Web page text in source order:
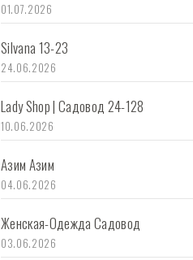
01.07.2026
Silvana 13-23
24.06.2026
Lady Shop | Садовод 24-128
10.06.2026
Азим Азим
04.06.2026
Женская-Одежда Садовод
03.06.2026